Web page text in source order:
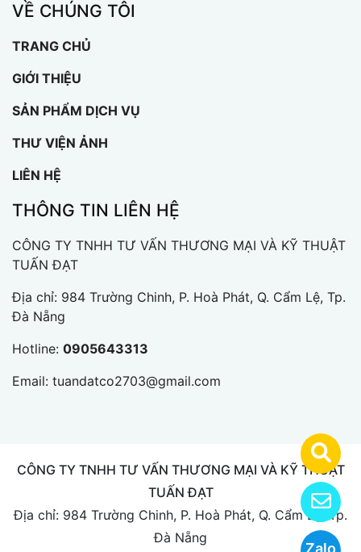
Zalo
VỀ CHÚNG TÔI
TRANG CHỦ
GIỚI THIỆU
SẢN PHẨM DỊCH VỤ
THƯ VIỆN ẢNH
LIÊN HỆ
THÔNG TIN LIÊN HỆ
CÔNG TY TNHH TƯ VẤN THƯƠNG MẠI VÀ KỸ THUẬT
TUẤN ĐẠT
Địa chỉ: 984 Trường Chinh, P. Hoà Phát, Q. Cẩm Lệ, Tp.
Đà Nẵng
Hotline: 0905643313
Email: tuandatco2703@gmail.com
CÔNG TY TNHH TƯ VẤN THƯƠNG MẠI VÀ KỸ THUẬT
TUẤN ĐẠT
Địa chỉ: 984 Trường Chinh, P. Hoà Phát, Q. Cẩm Lệ, Tp.
Đà Nẵng